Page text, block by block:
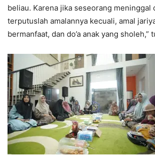
beliau. Karena jika seseorang meninggal
terputuslah amalannya kecuali, amal
bermanfaat, dan do’a anak yang sholeh,”